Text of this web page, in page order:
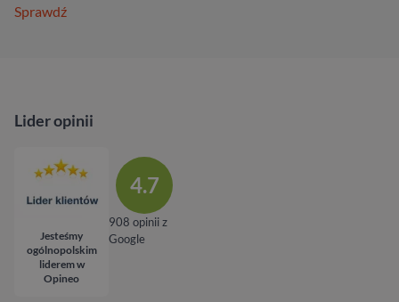
Sprawdź
Lider opinii
Jesteśmy
ogólnopolskim
liderem w
Opineo
4.7
908 opinii z
Google